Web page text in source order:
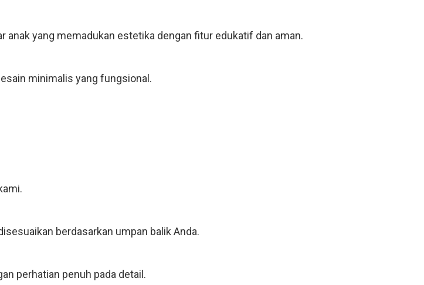
anak yang memadukan estetika dengan fitur edukatif dan aman.
minimalis yang fungsional.
berdasarkan umpan balik Anda.
perhatian penuh pada detail.